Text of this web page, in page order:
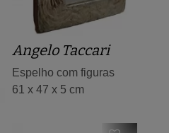
Angelo Taccari
Espelho com figuras
61 x 47 x 5 cm